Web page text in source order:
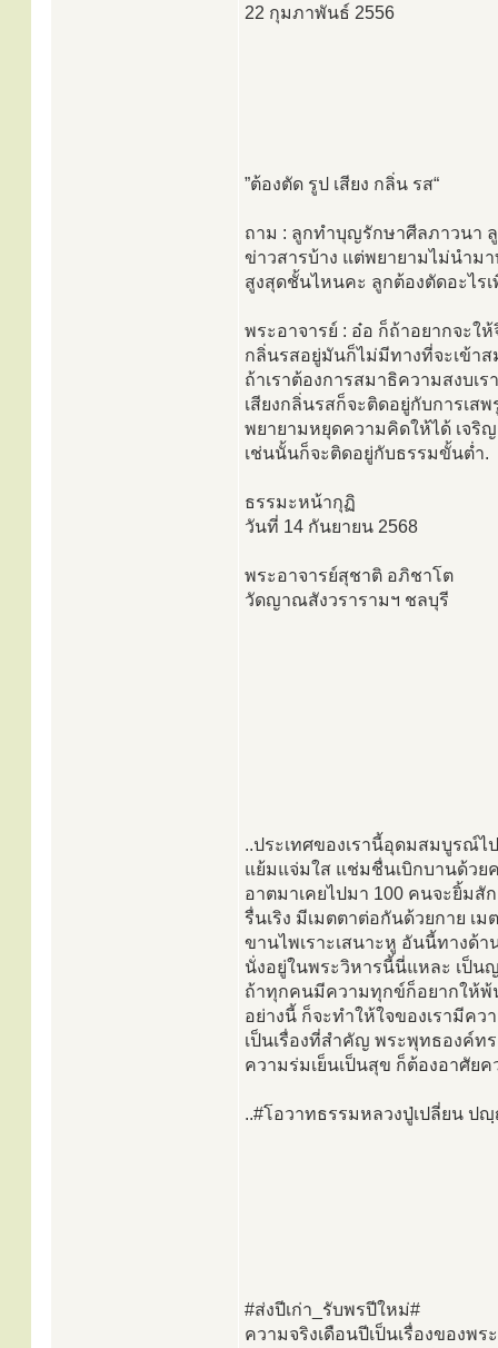
22 กุมภาพันธ์ 2556
”ต้องตัด รูป เสียง กลิ่น รส“
ถาม : ลูกทำบุญรักษาศีลภาวนา
ข่าวสารบ้าง แต่พยายามไม่นำม
สูงสุดชั้นไหนคะ ลูกต้องตัดอะไร
พระอาจารย์ : อ๋อ ก็ถ้าอยากจะใ
กลิ่นรสอยู่มันก็ไม่มีทางที่จะเข้าส
ถ้าเราต้องการสมาธิความสงบเร
เสียงกลิ่นรสก็จะติดอยู่กับการเส
พยายามหยุดความคิดให้ได้ เจริ
เช่นนั้นก็จะติดอยู่กับธรรมขั้นต่ำ.
ธรรมะหน้ากุฏิ
วันที่ 14 กันยายน 2568
พระอาจารย์สุชาติ อภิชาโต
วัดญาณสังวรารามฯ ชลบุรี
..ประเทศของเรานี้อุดมสมบูรณ์
แย้มแจ่มใส แช่มชื่นเบิกบานด้วย
อาตมาเคยไปมา 100 คนจะยิ้ม
รื่นเริง มีเมตตาต่อกันด้วยกาย เ
ขานไพเราะเสนาะหู อันนี้ทางด้
นั่งอยู่ในพระวิหารนี้นี่แหละ เป็น
ถ้าทุกคนมีความทุกข์ก็อยากให้พ้
อย่างนี้ ก็จะทำให้ใจของเรามีค
เป็นเรื่องที่สำคัญ พระพุทธองค์ท
ความร่มเย็นเป็นสุข ก็ต้องอาศัยค
..#โอวาทธรรมหลวงปู่เปลี่ยน ป
#ส่งปีเก่า_รับพรปีใหม่#
ความจริงเดือนปีเป็นเรื่องของพร